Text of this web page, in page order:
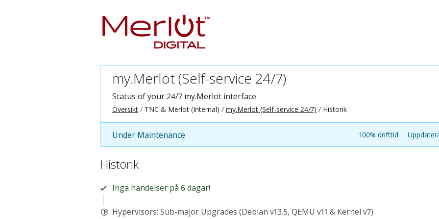
my.Merlot (Self-service 24/7)
Status of your 24/7 my.Merlot interface
Översikt TNC & Merlot (Internal) my.Merlot (Self-service 24/7) Historik
Under Maintenance 100% drifttid ·
Historik
Inga händelser på 6 dagar!
Hypervisors: Sub-major Upgrades (Debian v13.5, QEMU v11 & Kernel v7)